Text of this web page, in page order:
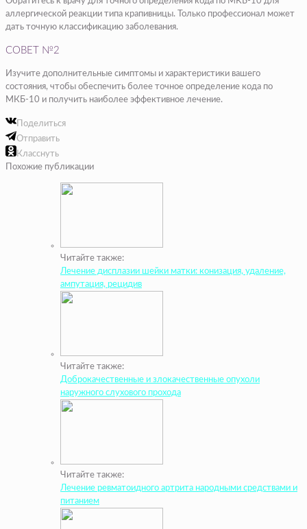
аллергической реакции типа крапивницы. Только профессионал может
дать точную классификацию заболевания.
СОВЕТ №2
Изучите дополнительные симптомы и характеристики вашего
состояния, чтобы обеспечить более точное определение кода по
МКБ-10 и получить наиболее эффективное лечение.
Поделиться
Отправить
Класснуть
Похожие публикации
Читайте также:
Лечение дисплазии шейки матки: конизация, удаление,
ампутация, рецидив
Читайте также:
Доброкачественные и злокачественные опухоли
наружного слухового прохода
Читайте также:
Лечение ревматоидного артрита народными средствами и
питанием